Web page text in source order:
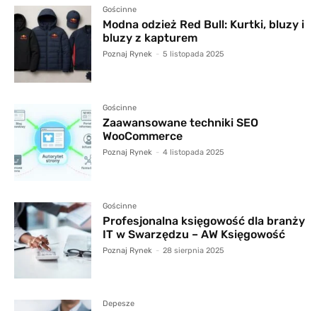
Gościnne
Modna odzież Red Bull: Kurtki, bluzy i
bluzy z kapturem
Poznaj Rynek - 5 listopada 2025
Gościnne
Zaawansowane techniki SEO
WooCommerce
Poznaj Rynek - 4 listopada 2025
Gościnne
Profesjonalna księgowość dla branży
IT w Swarzędzu – AW Księgowość
Poznaj Rynek - 28 sierpnia 2025
Depesze